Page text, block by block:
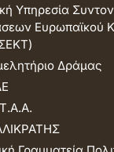
Υπηρεσία
Ευρωπαϊκού
Δράμας